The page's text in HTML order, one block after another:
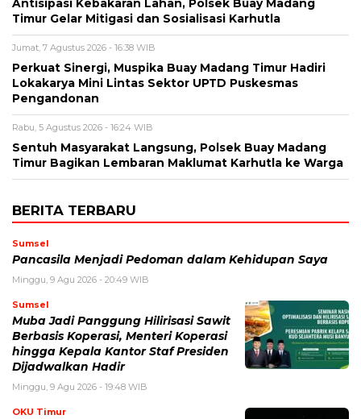
Antisipasi Kebakaran Lahan, Polsek Buay Madang
Timur Gelar Mitigasi dan Sosialisasi Karhutla
Jumat, 7 Agustus 2026 - 16:38 WIB
Perkuat Sinergi, Muspika Buay Madang Timur Hadiri
Lokakarya Mini Lintas Sektor UPTD Puskesmas
Pengandonan
Rabu, 5 Agustus 2026 - 16:24 WIB
Sentuh Masyarakat Langsung, Polsek Buay Madang
Timur Bagikan Lembaran Maklumat Karhutla ke Warga
BERITA TERBARU
Sumsel
Pancasila Menjadi Pedoman dalam Kehidupan Saya
Minggu, 9 Agu 2026 - 20:49 WIB
Sumsel
Muba Jadi Panggung Hilirisasi Sawit
Berbasis Koperasi, Menteri Koperasi
hingga Kepala Kantor Staf Presiden
Dijadwalkan Hadir
Minggu, 9 Agu 2026 - 19:48 WIB
OKU Timur